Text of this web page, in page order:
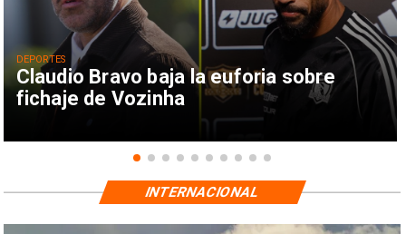
Claudio Bravo baja la euforia sobre
fichaje de Vozinha
DEPORTES
INTERNACIONAL